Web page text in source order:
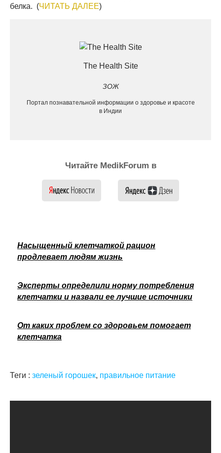
белка. (ЧИТАТЬ ДАЛЕЕ)
The Health Site
ЗОЖ
Портал познавательной информации о здоровье и красоте
в Индии
Читайте MedikForum в
Насыщенный клетчаткой рацион
продлевает людям жизнь
Эксперты определили норму потребления
клетчатки и назвали ее лучшие источники
От каких проблем со здоровьем помогает
клетчатка
Теги : зеленый горошек, правильное питание